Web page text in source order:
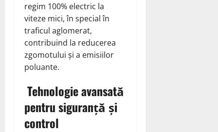
regim 100% electric la
viteze mici, în special în
traficul aglomerat,
contribuind la reducerea
zgomotului și a emisiilor
poluante.
Tehnologie avansată
pentru siguranță și
control